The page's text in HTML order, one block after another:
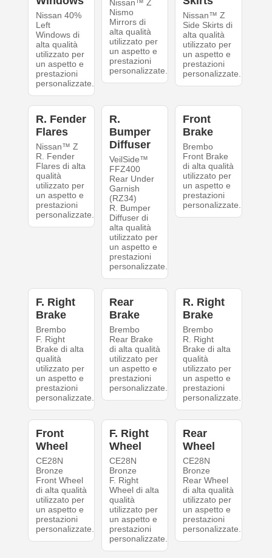
Nissan 40%
Left
Windows di
alta qualità
utilizzato per
un aspetto e
prestazioni
personalizzate.
Nissan™ Z
Nismo
Mirrors di
alta qualità
utilizzato per
un aspetto e
prestazioni
personalizzate.
Nissan™ Z
Side Skirts di
alta qualità
utilizzato per
un aspetto e
prestazioni
personalizzate.
R. Fender
Flares
Nissan™ Z
R. Fender
Flares di alta
qualità
utilizzato per
un aspetto e
prestazioni
personalizzate.
R.
Bumper
Diffuser
VeilSide™
FFZ400
Rear Under
Garnish
(RZ34)
R. Bumper
Diffuser di
alta qualità
utilizzato per
un aspetto e
prestazioni
personalizzate.
Front
Brake
Brembo
Front Brake
di alta qualità
utilizzato per
un aspetto e
prestazioni
personalizzate.
F. Right
Brake
Brembo
F. Right
Brake di alta
qualità
utilizzato per
un aspetto e
prestazioni
personalizzate.
Rear
Brake
Brembo
Rear Brake
di alta qualità
utilizzato per
un aspetto e
prestazioni
personalizzate.
R. Right
Brake
Brembo
R. Right
Brake di alta
qualità
utilizzato per
un aspetto e
prestazioni
personalizzate.
Front
Wheel
CE28N
Bronze
Front Wheel
di alta qualità
utilizzato per
un aspetto e
prestazioni
personalizzate.
F. Right
Wheel
CE28N
Bronze
F. Right
Wheel di alta
qualità
utilizzato per
un aspetto e
prestazioni
personalizzate.
Rear
Wheel
CE28N
Bronze
Rear Wheel
di alta qualità
utilizzato per
un aspetto e
prestazioni
personalizzate.